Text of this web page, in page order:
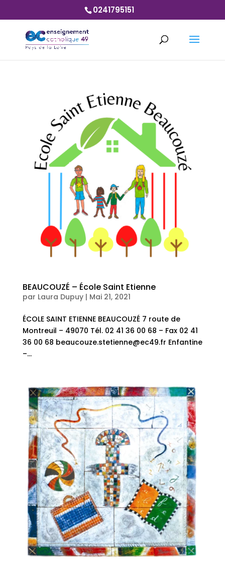
0241795151
BEAUCOUZÉ – École Saint Etienne
par Laura Dupuy| Mai 21, 2021
ÉCOLE SAINT ETIENNE BEAUCOUZÉ 7 route de
Montreuil – 49070 Tél. 02 41 36 00 68 – Fax 02 41
36 00 68 beaucouze.stetienne@ec49.fr Enfantine
–...